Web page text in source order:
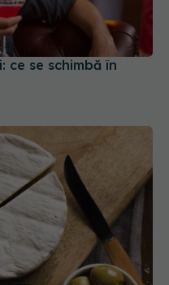
ce se schimbă în